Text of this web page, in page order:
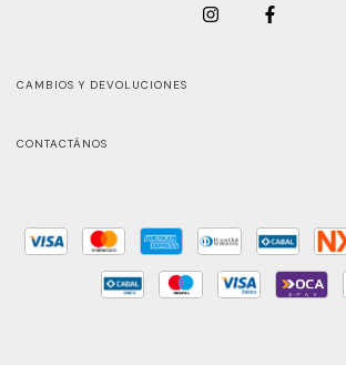
CAMBIOS Y DEVOLUCIONES
CONTACTÁNOS